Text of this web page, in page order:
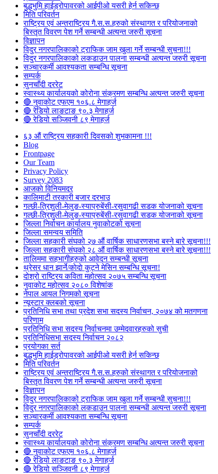
बुद्धभुमि हाईड्रोपावरको आईपीओ यसरी हेर्न सकिन्छ
मिति परिवर्तन
राष्ट्रिय एवं अन्तराष्ट्रिय गै.स.स.हरुको संस्थागत र परियोजनाको
बिस्तृत विवरण पेश गर्ने सम्बन्धी अत्यन्त जरुरी सूचना
विज्ञापन
विदुर नगरपालिकाको ट्राफिक जाम खुला गर्ने सम्बन्धी सुचना!!!
विदुर नगरपालिकाको लकडाउन पालना सम्बन्धी अत्यन्त जरुरी सूचना
सञ्चारकर्मी आवश्यकता सम्बन्धि सूचना
सम्पर्क
सुनचाँदी दररेट
स्वास्थ्य कार्यालयको कोरोना संक्रमण सम्बन्धि अत्यन्त जरुरी सूचना
🔴 नुवाकोट एफएम १०६.८ मेगाहर्ज
🔴 रेडियो लाङटाङ ९०.३ मेगाहर्ज
🔴 रेडियो सञ्जिवनी ८९ मेगाहर्ज
६३ औं राष्ट्रिय सहकारी दिवसको शुभकामना !!!
Blog
Frontpage
Our Team
Privacy Policy
Survey 2083
आजकाे विनियमदर
कालिमाटी तरकारी बजार दरभाउ
गल्छी-त्रिशुली-मेलुङ-स्याप्रुबेंसी-रसुवागढी सडक योजनाको सूचना
गल्छी-त्रिशुली-मेलुङ-स्याप्रुबेंसी-रसुवागढी सडक योजनाको सूचना
जिल्ला निर्वाचन कार्यालय नुवाकोटको सूचना
जिल्ला समन्वय समिति
जिल्ला सहकारी संघको २७ औं वार्षिक साधारणसभा बस्ने बारे सूचना!!!
जिल्ला सहकारी संघको २८ औं वार्षिक साधारणसभा बस्ने बारे सूचना!!!
तालिममा सहभागीहरुको आवेदन सम्बन्धी सूचना
थ्रेसर धान झार्ने/काेदाे कुट्ने मेसिन सम्बन्धि सूचना!
दोश्रो राष्ट्रिय कविता महोत्सव २०७५ सम्बन्धि सूचना
नुवाकोट महोत्सव २०८० विशेषांक
नेपाल आयल निगमको सूचना
न्यूस्टार क्लबको सूचना
प्रतिनिधि सभा तथा प्रदेश सभा सदस्य निर्वाचन, २०७४ को मतगणना
परिणाम
प्रतिनिधि सभा सदस्य निर्वाचनमा उम्मेदवारहरुको सुची
प्रतिनिधिसभा सदस्य निर्वाचन २०८२
प्रयोगका सर्त
बुद्धभुमि हाईड्रोपावरको आईपीओ यसरी हेर्न सकिन्छ
मिति परिवर्तन
राष्ट्रिय एवं अन्तराष्ट्रिय गै.स.स.हरुको संस्थागत र परियोजनाको
बिस्तृत विवरण पेश गर्ने सम्बन्धी अत्यन्त जरुरी सूचना
विज्ञापन
विदुर नगरपालिकाको ट्राफिक जाम खुला गर्ने सम्बन्धी सुचना!!!
विदुर नगरपालिकाको लकडाउन पालना सम्बन्धी अत्यन्त जरुरी सूचना
सञ्चारकर्मी आवश्यकता सम्बन्धि सूचना
सम्पर्क
सुनचाँदी दररेट
स्वास्थ्य कार्यालयको कोरोना संक्रमण सम्बन्धि अत्यन्त जरुरी सूचना
🔴 नुवाकोट एफएम १०६.८ मेगाहर्ज
🔴 रेडियो लाङटाङ ९०.३ मेगाहर्ज
🔴 रेडियो सञ्जिवनी ८९ मेगाहर्ज